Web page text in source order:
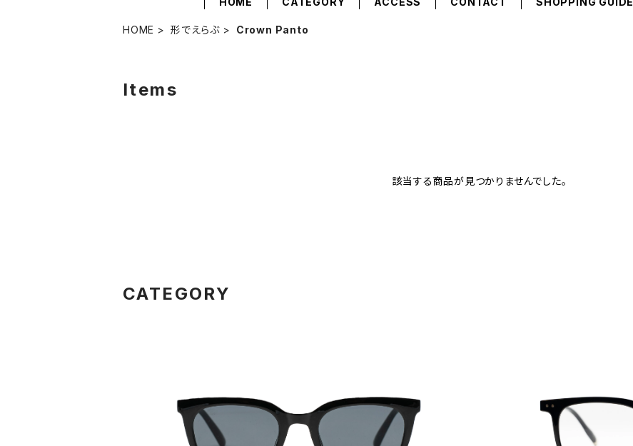
HOME 形でえらぶ Crown Panto
Items
該当する商品が見つかりませんでした。
CATEGORY